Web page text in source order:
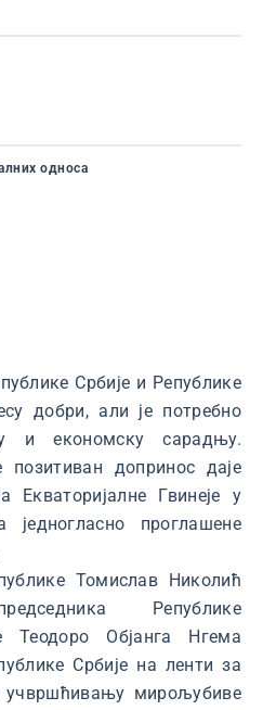
односа
Србије и Републике
добри, али је потребно
и економску сарадњу.
допринос даје
Екваторијалне Гвинеје у
једногласно проглашене
Томислав Николић
Републике
Теодоро Објанга Нгема
Србије на ленти за
учвршћивању мирољубиве